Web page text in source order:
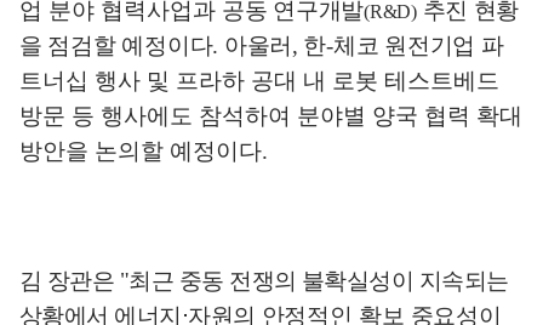
업 분야 협력사업과 공동 연구개발(R&D) 추진 현황
을 점검할 예정이다. 아울러 , 한-체코 원전기업 파
트너십 행사 및 프라하 공대 내 로봇 테스트베드
방문 등 행사에도 참석하여 분야별 양국 협력 확대
방안을 논의할 예정이다.
김 장관은 "최근 중동 전쟁의 불확실성이 지속되는
상황에서 에너지 ⋅자원의 안정적인 확보 중요성이